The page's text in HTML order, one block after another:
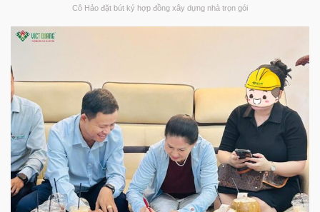
Cô Hảo đặt bút ký hợp đồng xây dựng nhà trọn gói